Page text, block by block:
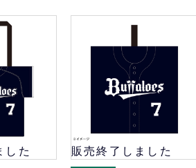
した 販売終了しました